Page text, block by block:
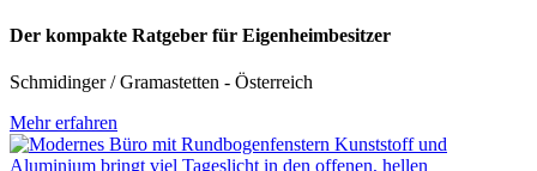
Der kompakte Ratgeber für Eigenheimbesitzer
Schmidinger / Gramastetten - Österreich
Mehr erfahren